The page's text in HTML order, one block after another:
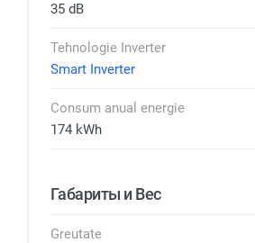
35 dB
Tehnologie Inverter
Smart Inverter
Consum anual energie
174 kWh
Габариты и Вес
Greutate